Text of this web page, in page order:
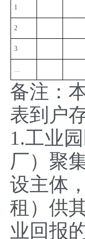
1
2
3
...
备注：
表到户
1.工业
厂）聚
设主体
租）供
业回报